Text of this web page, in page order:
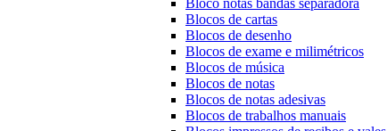
Bloco notas bandas separadora
Blocos de cartas
Blocos de desenho
Blocos de exame e milimétricos
Blocos de música
Blocos de notas
Blocos de notas adesivas
Blocos de trabalhos manuais